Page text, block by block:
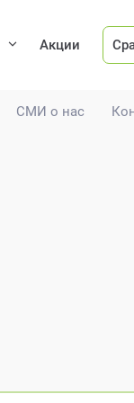
СМИ о нас
Акции